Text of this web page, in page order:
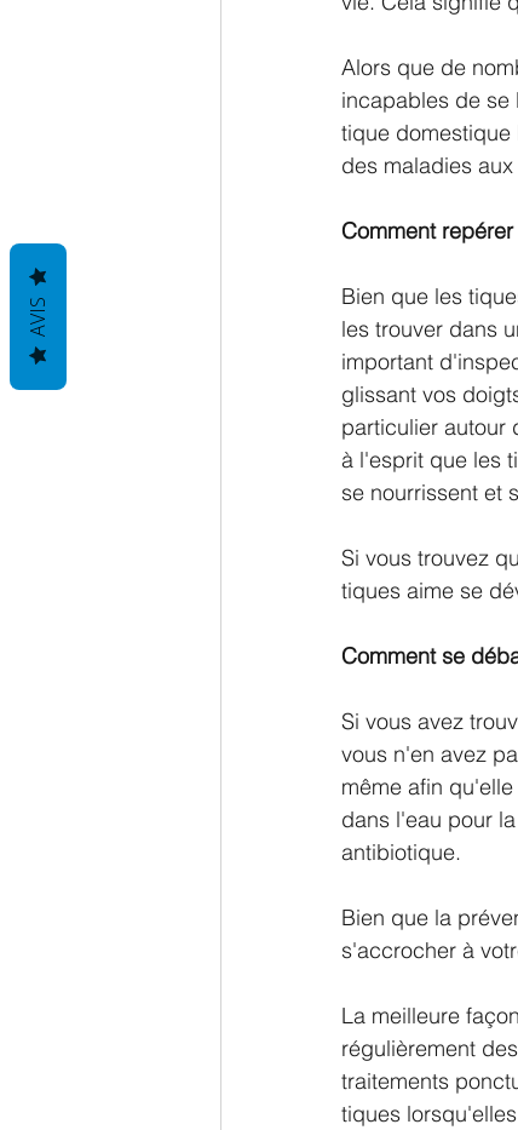
Alors que de
incapables de se
tique
des maladies
Comment
Bien que les
les trouver dans
important
glissant vos
particulier autour
à l'esprit que les
se nourrissent et
Si vous trouvez
tiques aime se
Comment se
Si vous avez
vous n'en avez
même afin
dans l'eau pour
antibiotique.
Bien que la
s'accrocher à
La meilleure
régulièrement
traitements
tiques
AVIS